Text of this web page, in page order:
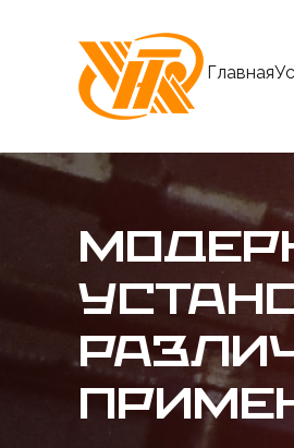
Главная